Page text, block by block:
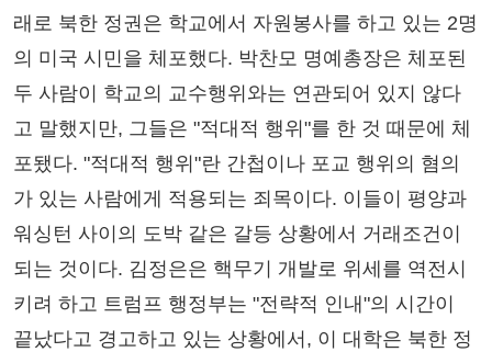
래로 북한 정권은 학교에서 자원봉사를 하고 있는 2명
의 미국 시민을 체포했다. 박찬모 명예총장은 체포된
두 사람이 학교의 교수행위와는 연관되어 있지 않다
고 말했지만, 그들은 "적대적 행위"를 한 것 때문에 체
포됐다. "적대적 행위"란 간첩이나 포교 행위의 혐의
가 있는 사람에게 적용되는 죄목이다. 이들이 평양과
워싱턴 사이의 도박 같은 갈등 상황에서 거래조건이
되는 것이다. 김정은은 핵무기 개발로 위세를 역전시
키려 하고 트럼프 행정부는 "전략적 인내"의 시간이
끝났다고 경고하고 있는 상황에서, 이 대학은 북한 정